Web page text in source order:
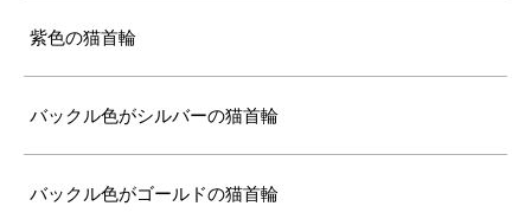
紫色の猫首輪
バックル色がシルバーの猫首輪
バックル色がゴールドの猫首輪